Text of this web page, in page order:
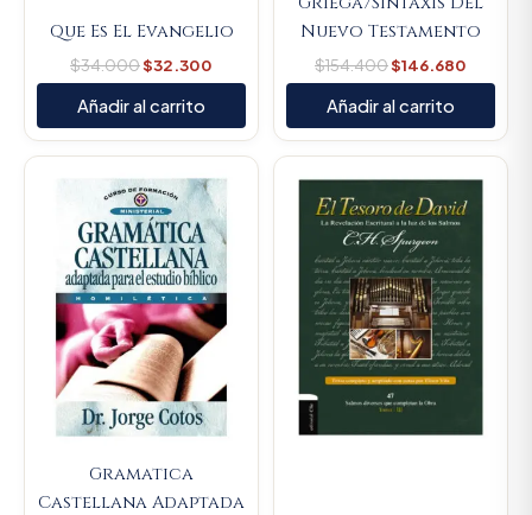
Que Es El Evangelio
$34.000$32.300
Añadir al carrito
Nuevo Testamento
$154.400$146.680
Añadir al carrito
Gramatica
Castellana Adaptada
price
was:
$450.000.
price